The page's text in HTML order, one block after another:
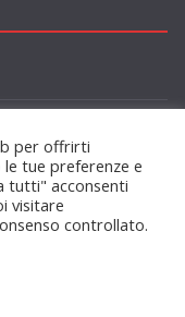
by
per offrirti
tue preferenze e
tutti" acconsenti
visitare
controllato.